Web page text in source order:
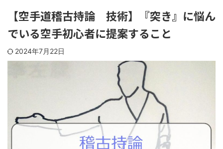
【空手道稽古持論 技術】『突き』に悩ん
でいる空手初心者に提案すること
2024年7月22日